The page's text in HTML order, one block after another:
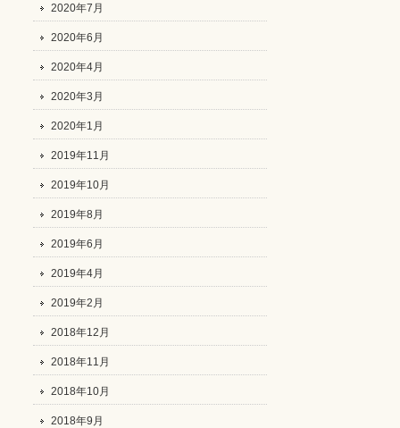
2020年7月
2020年6月
2020年4月
2020年3月
2020年1月
2019年11月
2019年10月
2019年8月
2019年6月
2019年4月
2019年2月
2018年12月
2018年11月
2018年10月
2018年9月